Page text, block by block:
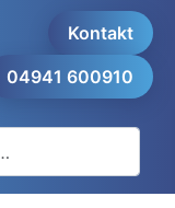
Kontakt
04941 600910